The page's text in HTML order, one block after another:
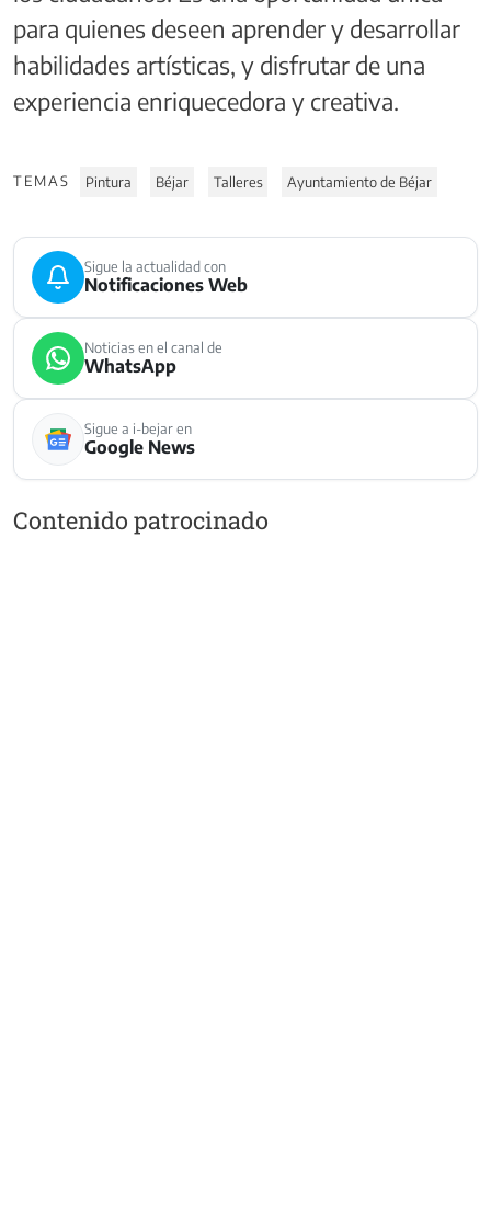
para quienes deseen aprender y desarrollar
habilidades artísticas, y disfrutar de una
experiencia enriquecedora y creativa.
TEMAS Pintura Béjar Talleres Ayuntamiento de Béjar
Sigue la actualidad con
Notificaciones Web
Noticias en el canal de
WhatsApp
Sigue a i-bejar en
Google News
Contenido patrocinado